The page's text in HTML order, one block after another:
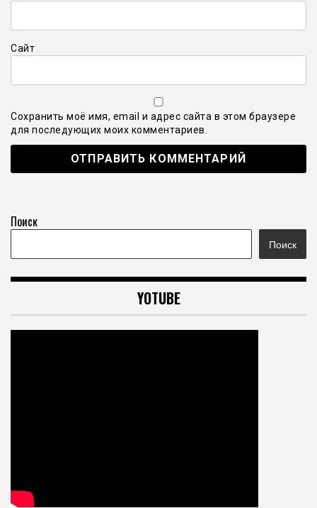
Сайт
Сохранить моё имя, email и адрес сайта в этом браузере
для последующих моих комментариев.
Поиск
Поиск
YOTUBE